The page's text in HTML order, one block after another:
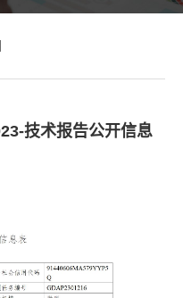
技术报告公开信息